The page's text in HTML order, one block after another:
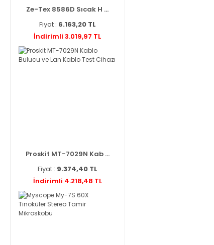
Ze-Tex 8586D Sıcak H ...
Fiyat : 6.163,20 TL
İndirimli 3.019,97 TL
Proskit MT-7029N Kab ...
Fiyat : 9.374,40 TL
İndirimli 4.218,48 TL